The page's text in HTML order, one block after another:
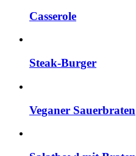
Casserole
Steak-Burger
Veganer Sauerbraten